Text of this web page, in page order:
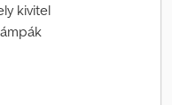
kivitel